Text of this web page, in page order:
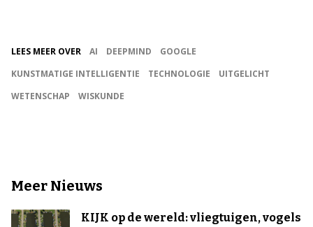
LEES MEER OVER AI DEEPMIND
GOOGLE
KUNSTMATIGE INTELLIGENTIE
TECHNOLOGIE
UITGELICHT
WETENSCHAP
WISKUNDE
Meer Nieuws
KIJK op de wereld: vliegtuigen, vogels